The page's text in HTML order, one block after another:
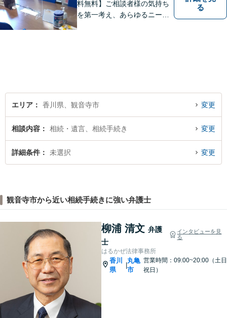
料無料】ご相談者様の気持ち
を第一考え、あらゆるニーズ
る
エリア 香川県、観音寺市 変更
相談内容 相続・遺言、相続手続き 変更
詳細条件 未選択 変更
観音寺市から近い相続手続きに強い弁護士
柳浦 清文 弁護
士
インタビューを見
る
はるかぜ法律事務所
香川
県
|
丸亀
市
営業時間：09:00~20:00（土日
祝日）